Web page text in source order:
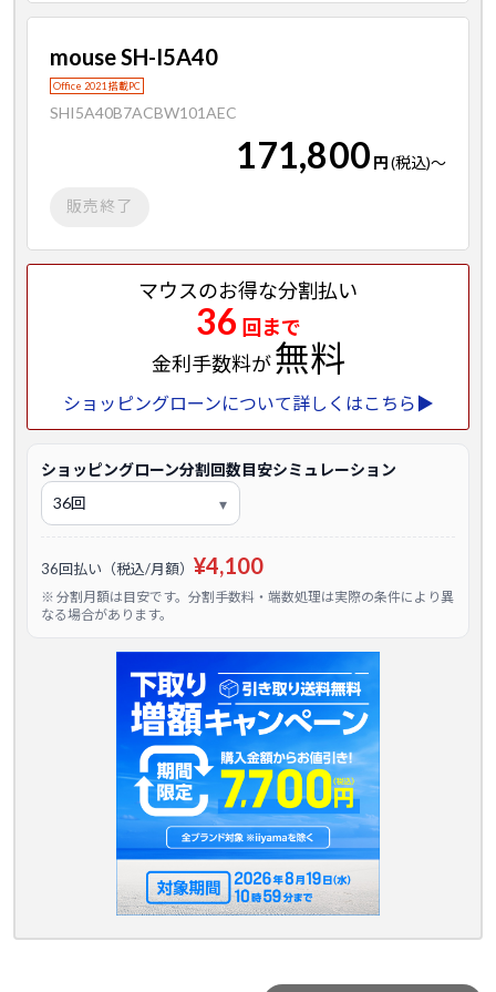
mouse SH-I5A40
Office 2021 搭載PC
SHI5A40B7ACBW101AEC
171,800 円(税込)～
販売終了
マウスのお得な分割払い
36 回まで
金利手数料が無料
ショッピングローンについて詳しくはこちら▶
ショッピングローン分割回数目安シミュレーション
36回払い（税込/月額） ¥4,100
※ 分割月額は目安です。分割手数料・端数処理は実際の条件により異
なる場合があります。